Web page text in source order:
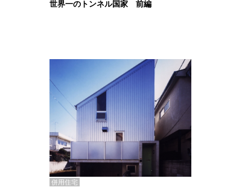
世界一のトンネル国家 前編
併用住宅